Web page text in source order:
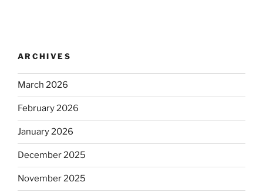
ARCHIVES
March 2026
February 2026
January 2026
December 2025
November 2025